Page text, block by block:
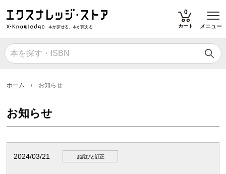
本が探せる、本が買える
0
カート メニュー
ホーム お知らせ
お知らせ
2024/03/21 お詫びと訂正